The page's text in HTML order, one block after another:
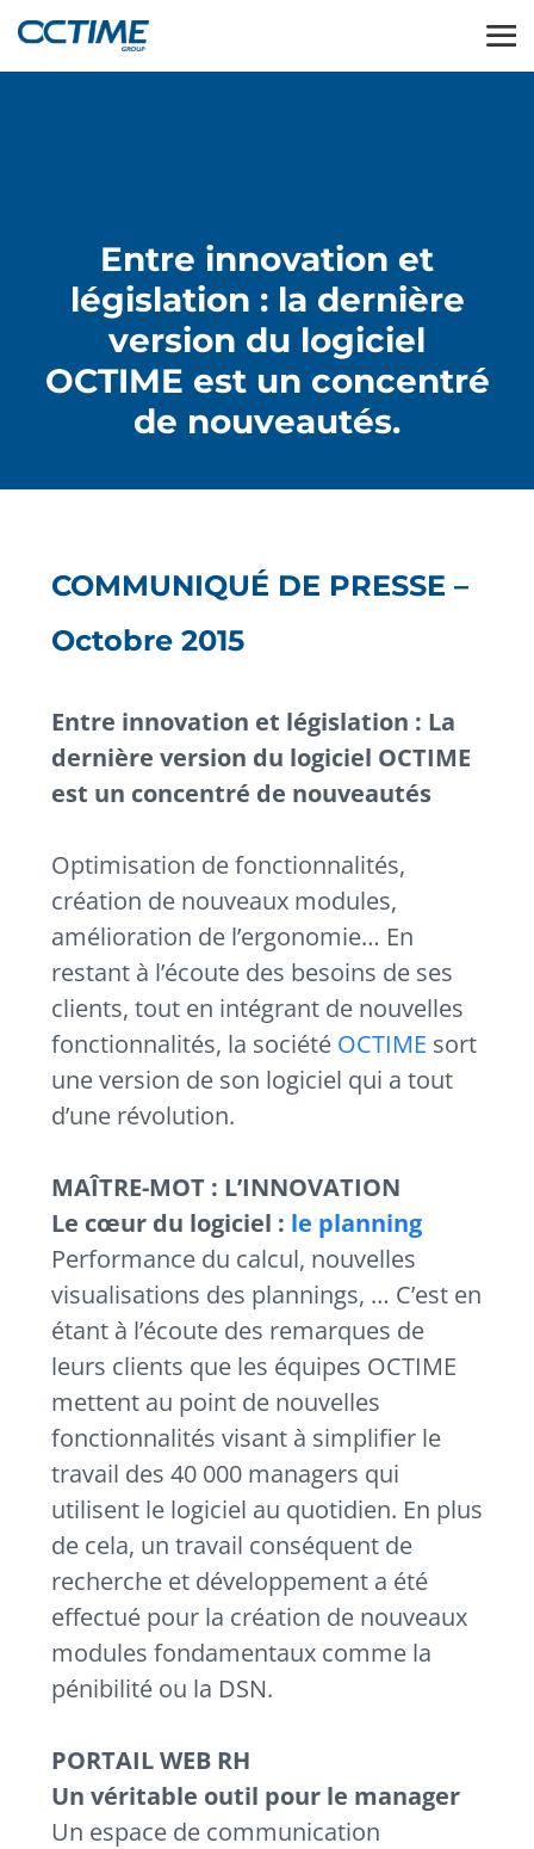
Entre innovation et
législation : la dernière
version du logiciel
OCTIME est un concentré
de nouveautés.
COMMUNIQUÉ DE PRESSE –
Octobre 2015
Entre innovation et législation : La
dernière version du logiciel OCTIME
est un concentré de nouveautés
Optimisation de fonctionnalités,
création de nouveaux modules,
amélioration de l’ergonomie… En
restant à l’écoute des besoins de ses
clients, tout en intégrant de nouvelles
fonctionnalités, la société OCTIME sort
une version de son logiciel qui a tout
d’une révolution.
MAÎTRE-MOT : L’INNOVATION
Le cœur du logiciel : le planning
Performance du calcul, nouvelles
visualisations des plannings, … C’est en
étant à l’écoute des remarques de
leurs clients que les équipes OCTIME
mettent au point de nouvelles
fonctionnalités visant à simplifier le
travail des 40 000 managers qui
utilisent le logiciel au quotidien. En plus
de cela, un travail conséquent de
recherche et développement a été
effectué pour la création de nouveaux
modules fondamentaux comme la
pénibilité ou la DSN.
PORTAIL WEB RH
Un véritable outil pour le manager
Un espace de communication